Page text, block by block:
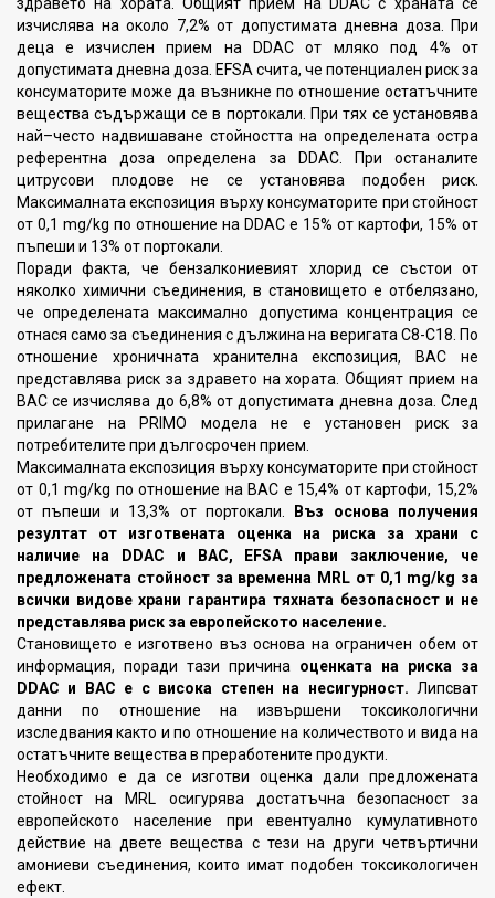
изчислява на около 7,2% от допустимата дневна доза. При
деца е изчислен прием на DDAC от мляко под 4% от
допустимата дневна доза. EFSA счита, че потенциален риск за
консуматорите може да възникне по отношение остатъчните
вещества съдържащи се в портокали. При тях се установява
най–често надвишаване стойността на определената остра
референтна доза определена за DDAC. При останалите
цитрусови плодове не се установява подобен риск.
Максималната експозиция върху консуматорите при стойност
от 0,1 mg/kg по отношение на DDAC е 15% от картофи, 15% от
пъпеши и 13% от портокали.
Поради факта, че бензалкониевият хлорид се състои от
няколко химични съединения, в становището е отбелязано,
че определената максимално допустима концентрация се
отнася само за съединения с дължина на веригата С8-С18. По
отношение хроничната хранителна експозиция, BAC не
представлява риск за здравето на хората. Общият прием на
BAC се изчислява до 6,8% от допустимата дневна доза. След
прилагане на PRIMO модела не е установен риск за
потребителите при дългосрочен прием.
Максималната експозиция върху консуматорите при стойност
от 0,1 mg/kg по отношение на BAC е 15,4% от картофи, 15,2%
от пъпеши и 13,3% от портокали.
Въз основа получения
резултат от изготвената оценка на риска за храни с
наличие на DDAC и BAC, EFSA прави заключение, че
предложената стойност за временна MRL от 0,1 mg/kg за
всички видове храни гарантира тяхната безопасност и не
представлява риск за европейското население.
Становището е изготвено въз основа на ограничен обем от
информация, поради тази причина оценката на риска за
DDAC и BAC е с висока степен на несигурност. Липсват
данни по отношение на извършени токсикологични
изследвания както и по отношение на количеството и вида на
остатъчните вещества в преработените продукти.
Необходимо е да се изготви оценка дали предложената
стойност на MRL осигурява достатъчна безопасност за
европейското населениe при евентуално кумулативното
действие на двете вещества с тези на други четвъртични
амониеви съединения, които имат подобен токсикологичен
ефект.